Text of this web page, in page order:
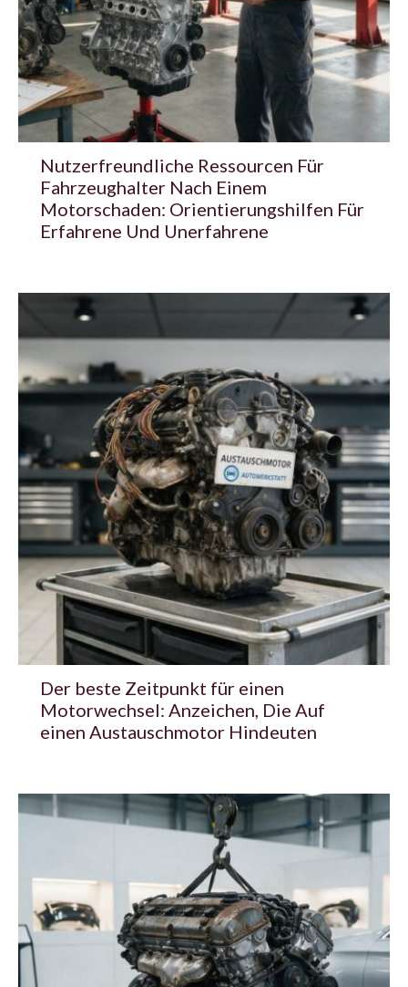
Nutzerfreundliche Ressourcen Für
Fahrzeughalter Nach Einem
Motorschaden: Orientierungshilfen Für
Erfahrene Und Unerfahrene
Der beste Zeitpunkt für einen
Motorwechsel: Anzeichen, Die Auf
einen Austauschmotor Hindeuten